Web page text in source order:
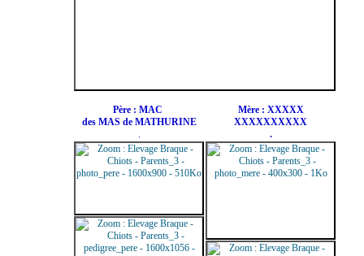
Père : MAC
des MAS de MATHURINE
.
Mère : XXXXX
XXXXXXXXXX
.